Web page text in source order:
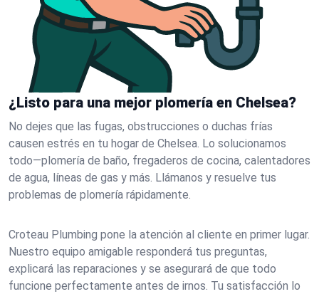
¿Listo para una mejor plomería en Chelsea?
No dejes que las fugas, obstrucciones o duchas frías
causen estrés en tu hogar de Chelsea. Lo solucionamos
todo—plomería de baño, fregaderos de cocina, calentadores
de agua, líneas de gas y más. Llámanos y resuelve tus
problemas de plomería rápidamente.
Croteau Plumbing pone la atención al cliente en primer lugar.
Nuestro equipo amigable responderá tus preguntas,
explicará las reparaciones y se asegurará de que todo
funcione perfectamente antes de irnos. Tu satisfacción lo